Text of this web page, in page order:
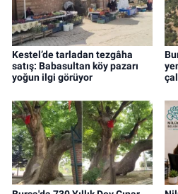
Kestel’de tarladan tezgâha
satış: Babasultan köy pazarı
yoğun ilgi görüyor